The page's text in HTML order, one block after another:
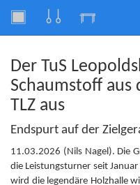
Der TuS
Schaumstoff aus
TLZ aus
Endspurt auf der
11.03.2026 (Nils Nagel). Die
die Leistungsturner seit
wird die legendäre Holzhalle